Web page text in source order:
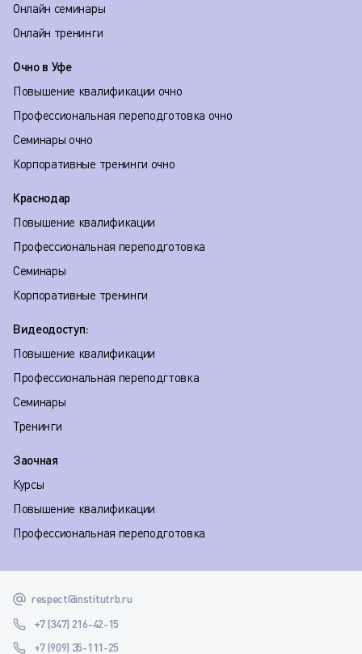
Онлайн семинары
Онлайн тренинги
Очно в Уфе
Повышение квалификации очно
Профессиональная переподготовка очно
Семинары очно
Корпоративные тренинги очно
Краснодар
Повышение квалификации
Профессиональная переподготовка
Семинары
Корпоративные тренинги
Видеодоступ:
Повышение квалификации
Профессиональная переподгтовка
Семинары
Тренинги
Заочная
Курсы
Повышение квалификации
Профессиональная переподготовка
respect@institutrb.ru
+7 (347) 216-42-15
+7 (909) 35-111-25